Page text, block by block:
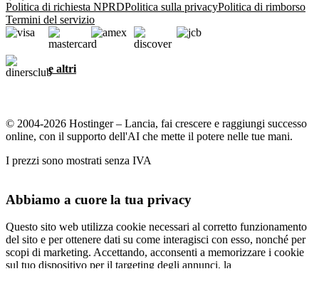
Politica di richiesta NPRDPolitica sulla privacyPolitica di rimborso
Termini del servizio
e altri
© 2004-2026 Hostinger – Lancia, fai crescere e raggiungi successo
online, con il supporto dell'AI che mette il potere nelle tue mani.
I prezzi sono mostrati senza IVA
Abbiamo a cuore la tua privacy
Questo sito web utilizza cookie necessari al corretto funzionamento
del sito e per ottenere dati su come interagisci con esso, nonché per
scopi di marketing. Accettando, acconsenti a memorizzare i cookie
sul tuo dispositivo per il targeting degli annunci, la